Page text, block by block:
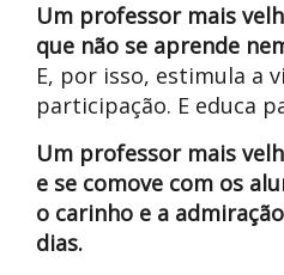
Um professor mais
que não se aprende
E, por isso, estimula a
participação. E educa
Um professor mais
e se comove com os
o carinho e a
dias.